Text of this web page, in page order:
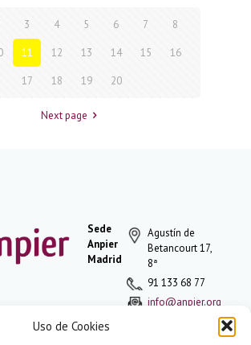
Uso de Cookies
3 4 5 6 7 8
11 12 13 14 15 16
17 18 19 20
Next page
Sede
Anpier
Madrid
Agustín de
Betancourt 17,
8ª
91 133 68 77
info@anpier.org